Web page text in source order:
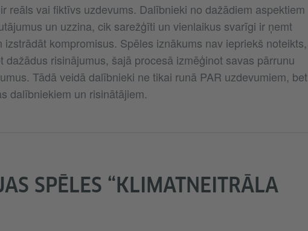
reāls vai fiktīvs uzdevums. Dalībnieki no dažādiem aspektiem
un uzzina, cik sarežģīti un vienlaikus svarīgi ir ņemt
kompromisus. Spēles iznākums nav iepriekš noteikts,
dažādus risinājumus, šajā procesā izmēģinot savas pārrunu
Tādā veidā dalībnieki ne tikai runā PAR uzdevumiem, bet
dalībniekiem un risinātājiem.
SPĒLES “KLIMATNEITRĀLA